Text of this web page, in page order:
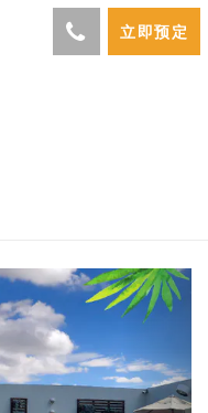
立即预定
Next